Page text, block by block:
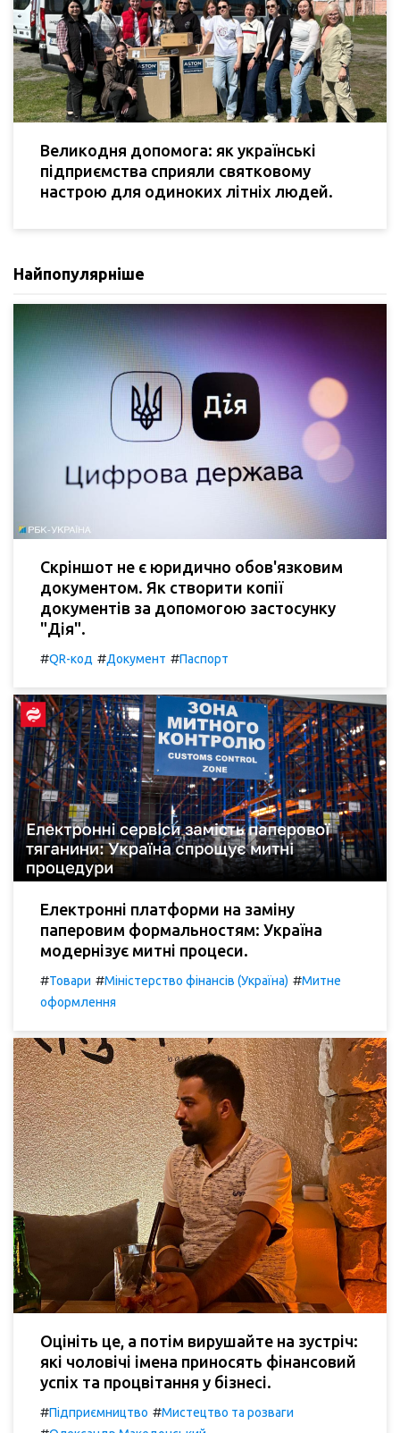
Великодня допомога: як українські
підприємства сприяли святковому
настрою для одиноких літніх людей.
Найпопулярніше
Скріншот не є юридично обов'язковим
документом. Як створити копії
документів за допомогою застосунку
"Дія".
#QR-код #Документ #Паспорт
Електронні платформи на заміну
паперовим формальностям: Україна
модернізує митні процеси.
#Товари #Міністерство фінансів (Україна) #Митне
оформлення
Оцініть це, а потім вирушайте на зустріч:
які чоловічі імена приносять фінансовий
успіх та процвітання у бізнесі.
#Підприємництво #Мистецтво та розваги